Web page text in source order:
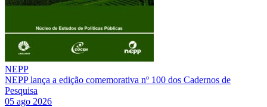
NEPP
NEPP lança a edição comemorativa nº 100 dos Cadernos de
Pesquisa
05 ago 2026